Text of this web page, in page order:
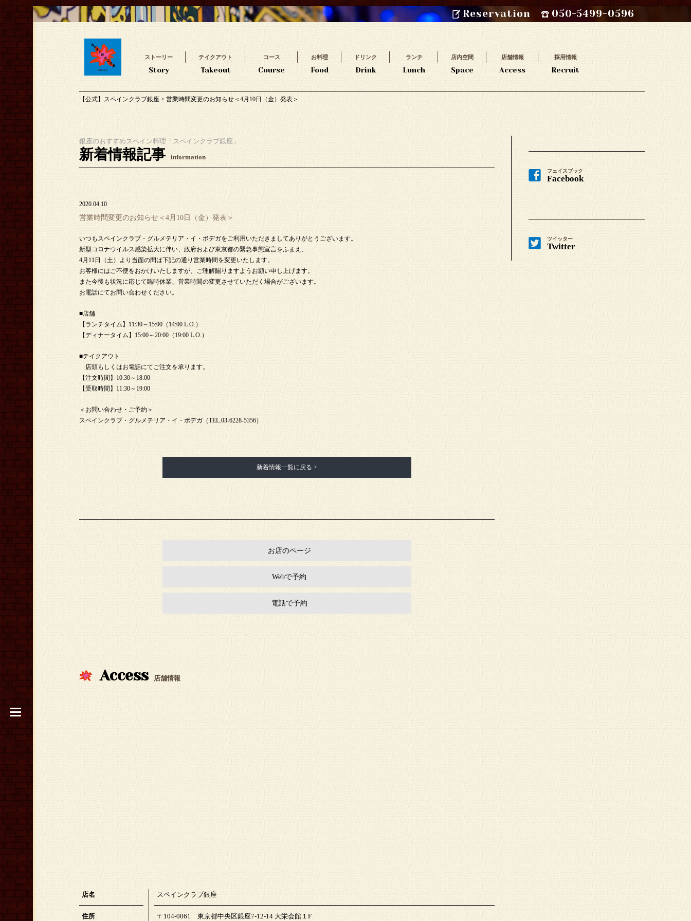
Reservation 050-5499-0596
ストーリー
Story
テイクアウト
Takeout
コース
Course
お料理
Food
ドリンク
Drink
ランチ
Lunch
店内空間
Space
店舗情報
Access
採用情報
Recruit
【公式】スペインクラブ銀座 > 営業時間変更のお知らせ＜4月10日（金）発表＞
銀座のおすすめスペイン料理「スペインクラブ銀座」
新着情報記事 information
2020.04.10
営業時間変更のお知らせ＜4月10日（金）発表＞
いつもスペインクラブ・グルメテリア・イ・ボデガをご利用いただきましてありがとうございます。
新型コロナウイルス感染拡大に伴い、政府および東京都の緊急事態宣言をふまえ、
4月11日（土）より当面の間は下記の通り営業時間を変更いたします。
お客様にはご不便をおかけいたしますが、ご理解賜りますようお願い申し上げます。
また今後も状況に応じて臨時休業、営業時間の変更させていただく場合がございます。
お電話にてお問い合わせください。
■店舗
【ランチタイム】11:30～15:00（14:00 L.O.）
【ディナータイム】15:00～20:00（19:00 L.O.）
■テイクアウト
店頭もしくはお電話にてご注文を承ります。
【注文時間】10:30～18:00
【受取時間】11:30～19:00
＜お問い合わせ・ご予約＞
スペインクラブ・グルメテリア・イ・ボデガ（TEL.03-6228-5356）
新着情報一覧に戻る >
お店のページ
Webで予約
電話で予約
Access 店舗情報
店名 スペインクラブ銀座
住所 〒104-0061 東京都中央区銀座7-12-14 大栄会館１F
フェイスブック
Facebook
ツイッター
Twitter